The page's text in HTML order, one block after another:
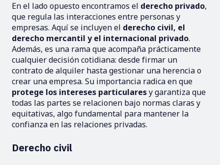
En el lado opuesto encontramos el derecho privado,
que regula las interacciones entre personas y
empresas. Aquí se incluyen el derecho civil, el
derecho mercantil y el internacional privado.
Además, es una rama que acompaña prácticamente
cualquier decisión cotidiana: desde firmar un
contrato de alquiler hasta gestionar una herencia o
crear una empresa. Su importancia radica en que
protege los intereses particularesy garantiza que
todas las partes se relacionen bajo normas claras y
equitativas, algo fundamental para mantener la
confianza en las relaciones privadas.
Derecho civil